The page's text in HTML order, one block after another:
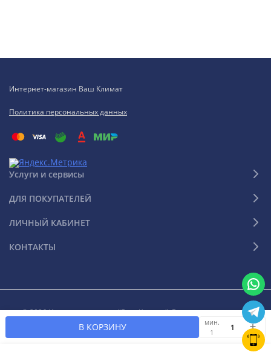
В КОРЗИНУ
мин.
1
Интернет-магазин Ваш Климат
Политика персональных данных
Услуги и сервисы
ДЛЯ ПОКУПАТЕЛЕЙ
ЛИЧНЫЙ КАБИНЕТ
КОНТАКТЫ
© 2026 Интернет-магазин "Ваш Климат". Все права защищены